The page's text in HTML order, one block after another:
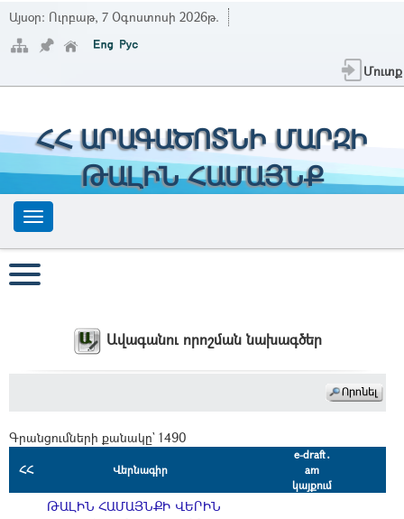
Այսօր: Ուրբաթ, 7 Օգոստոսի 2026թ.
Մուտք
ՀՀ ԱՐԱԳԱԾՈՏՆԻ ՄԱՐԶԻ
ԹԱԼԻՆ ՀԱՄԱՅՆՔ
Ավագանու որոշման նախագծեր
Գրանցումների քանակը` 1490
ՀՀ Վերնագիր
e-draft․
am
կայքում
ԹԱԼԻՆ ՀԱՄԱՅՆՔԻ ՎԵՐԻՆ